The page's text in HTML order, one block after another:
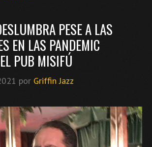
PESE A LAS
EN LAS PANDEMIC
PUB MISIFÚ
por Griffin Jazz